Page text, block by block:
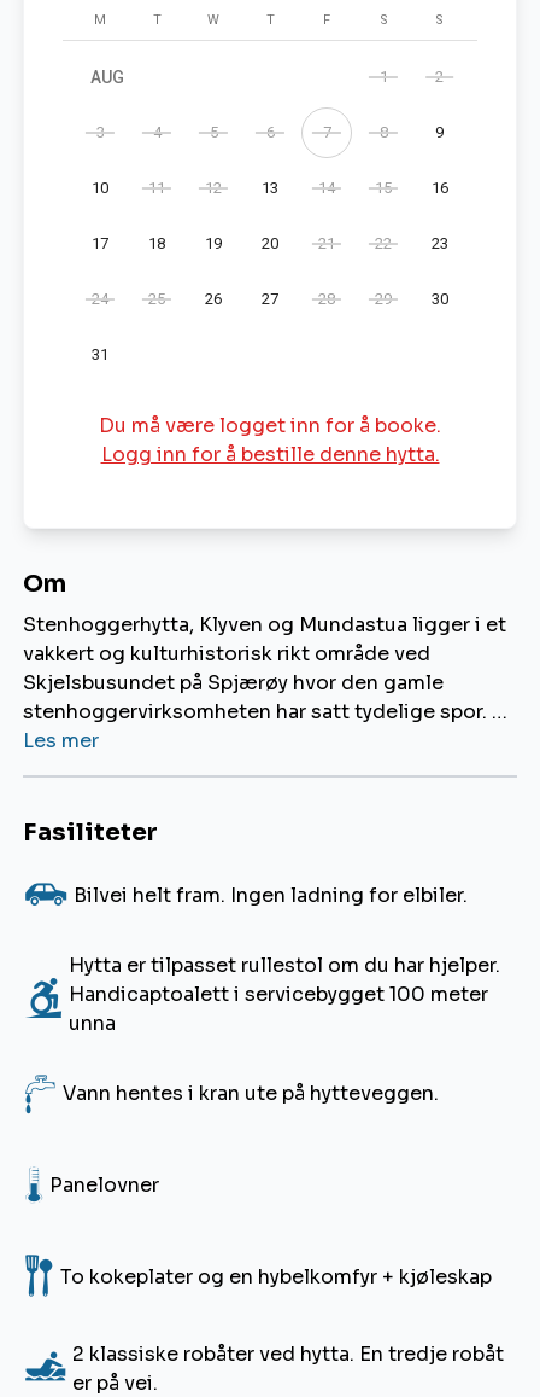
M T W T F S S
AUG 1 2
3 4 5 6 7 8 9
10 11 12 13 14 15 16
17 18 19 20 21 22 23
24 25 26 27 28 29 30
31
Du må være logget inn for å booke.
Logg inn for å bestille denne hytta.
Om
Stenhoggerhytta, Klyven og Mundastua ligger i et
vakkert og kulturhistorisk rikt område ved
Skjelsbusundet på Spjærøy hvor den gamle
stenhoggervirksomheten har satt tydelige spor. To
av hyttene (Stenhoggerhytta og Klyven) er
opprinnelig to stenhoggerbrakker som er renovert
bygget lik de to andre. Alle tre hyttene ligger nært
tilrettelagt med rampe for funksjonshemmede.
forvaltes av Hvaler Kulturvernforening under
navnet Brottet Kystkultursenter. Her finner du
kulturarenaen Brottet amfi, to gamle
Strandkafé, et båtbyggeri for trebåter,
kystlekeplassen og en stor brygge spesielt
tilrettelagt for allmennheten, har vist seg svært
populært for barnefamilier. Strandkaféen er åpen
17:00, med noe utvidet åpningstid på dager da det
er forestillinger i Brottet amfi. Gå inn
spilledager.
Les mer
Fasiliteter
0 Bilvei helt fram. Ingen ladning for elbiler.
J
Hytta er tilpasset rullestol om du har hjelper.
Handicaptoalett i servicebygget 100 meter
unna
4 Vann hentes i kran ute på hytteveggen.
6 Panelovner
5 To kokeplater og en hybelkomfyr + kjøleskap
1 2 klassiske robåter ved hytta. En tredje robåt
er på vei.